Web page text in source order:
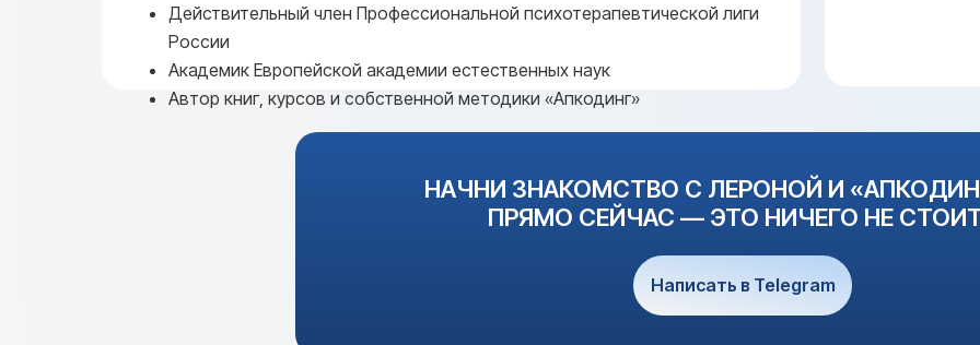
Действительный член Профессиональной психотерапевтической лиги
России
Академик Европейской академии естественных наук
Автор книг, курсов и собственной методики «Апкодинг»
Написать в Telegram
НАЧНИ ЗНАКОМСТВО С ЛЕРОНОЙ И
ПРЯМО СЕЙЧАС — ЭТО НИЧЕГО НЕ
Чиверево
©Наринская Валерия Дмитриевна, 2014-